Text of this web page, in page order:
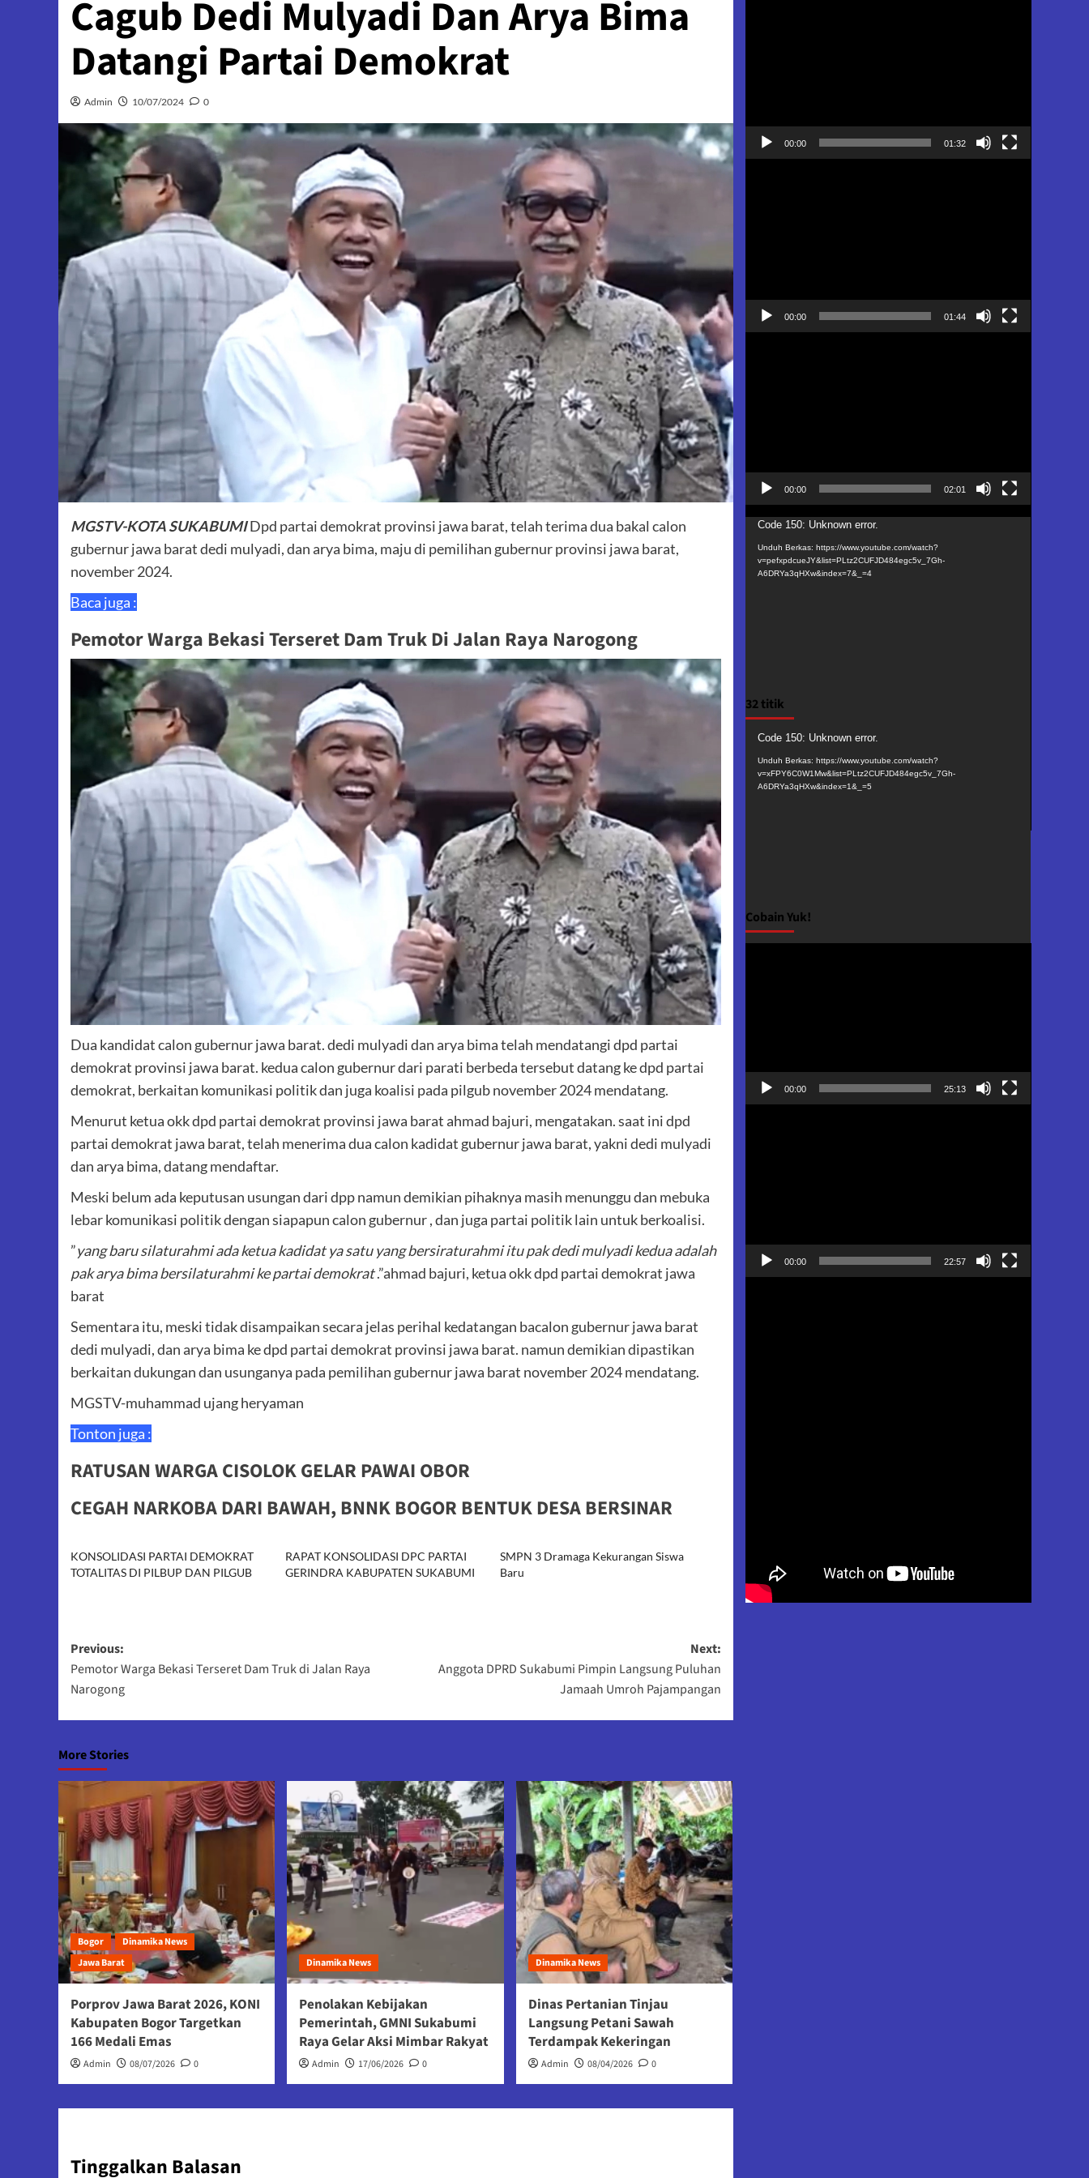
Cagub Dedi Mulyadi Dan Arya Bima
Datangi Partai Demokrat
Admin 10/07/2024 0
MGSTV-KOTA SUKABUMIDpd partai demokrat provinsi jawa barat, telah terima dua bakal calon
gubernur jawa barat dedi mulyadi, dan arya bima, maju di pemilihan gubernur provinsi jawa barat,
november 2024.
Baca juga :
Pemotor Warga Bekasi Terseret Dam Truk Di Jalan Raya Narogong
Dua kandidat calon gubernur jawa barat. dedi mulyadi dan arya bima telah mendatangi dpd partai
demokrat provinsi jawa barat. kedua calon gubernur dari parati berbeda tersebut datang ke dpd partai
demokrat, berkaitan komunikasi politik dan juga koalisi pada pilgub november 2024 mendatang.
Menurut ketua okk dpd partai demokrat provinsi jawa barat ahmad bajuri, mengatakan. saat ini dpd
partai demokrat jawa barat, telah menerima dua calon kadidat gubernur jawa barat, yakni dedi mulyadi
dan arya bima, datang mendaftar.
Meski belum ada keputusan usungan dari dpp namun demikian pihaknya masih menunggu dan mebuka
lebar komunikasi politik dengan siapapun calon gubernur , dan juga partai politik lain untuk berkoalisi.
”yang baru silaturahmi ada ketua kadidat ya satu yang bersiraturahmi itu pak dedi mulyadi kedua adalah
pak arya bima bersilaturahmi ke partai demokrat.”ahmad bajuri, ketua okk dpd partai demokrat jawa
barat
Sementara itu, meski tidak disampaikan secara jelas perihal kedatangan bacalon gubernur jawa barat
dedi mulyadi, dan arya bima ke dpd partai demokrat provinsi jawa barat. namun demikian dipastikan
berkaitan dukungan dan usunganya pada pemilihan gubernur jawa barat november 2024 mendatang.
MGSTV-muhammad ujang heryaman
Tonton juga :
RATUSAN WARGA CISOLOK GELAR PAWAI OBOR
CEGAH NARKOBA DARI BAWAH, BNNK BOGOR BENTUK DESA BERSINAR
KONSOLIDASI PARTAI DEMOKRAT
TOTALITAS DI PILBUP DAN PILGUB
RAPAT KONSOLIDASI DPC PARTAI
GERINDRA KABUPATEN SUKABUMI
SMPN 3 Dramaga Kekurangan Siswa
Baru
Post
navigation
Previous:
Pemotor Warga Bekasi Terseret Dam Truk di Jalan Raya
Narogong
Next:
Anggota DPRD Sukabumi Pimpin Langsung Puluhan
Jamaah Umroh Pajampangan
More Stories
Bogor
Dinamika News
Jawa Barat
Porprov Jawa Barat 2026, KONI
Kabupaten Bogor Targetkan
166 Medali Emas
Admin 08/07/2026 0
Dinamika News
Penolakan Kebijakan
Pemerintah, GMNI Sukabumi
Raya Gelar Aksi Mimbar Rakyat
Admin 17/06/2026 0
Dinamika News
Dinas Pertanian Tinjau
Langsung Petani Sawah
Terdampak Kekeringan
Admin 08/04/2026 0
Tinggalkan Balasan
00:00 01:32
00:00 01:44
00:00 02:01
Pemutar
Video
Code 150: Unknown error.
Unduh Berkas: https://www.youtube.com/watch?
v=pefxpdcueJY&list=PLtz2CUFJD484egc5v_7Gh-
A6DRYa3qHXw&index=7&_=4
32 titik
Pemutar
Video
Code 150: Unknown error.
Unduh Berkas: https://www.youtube.com/watch?
v=xFPY6C0W1Mw&list=PLtz2CUFJD484egc5v_7Gh-
A6DRYa3qHXw&index=1&_=5
Cobain Yuk!
00:00 25:13
00:00 22:57